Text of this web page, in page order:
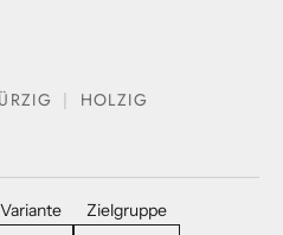
HOLZIG
Variante Zielgruppe